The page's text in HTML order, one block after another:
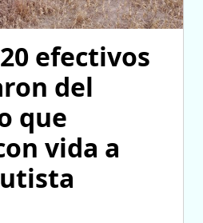
efectivos
del
que
vida a